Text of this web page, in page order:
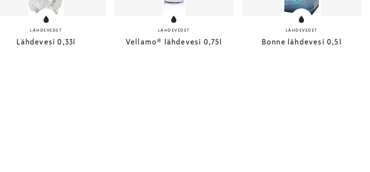
LÄHDEVEDET
Lähdevesi 0,33l
LÄHDEVEDET
Vellamo® lähdevesi 0,75l
LÄHDEVEDET
Bonne lähdevesi 0,5l